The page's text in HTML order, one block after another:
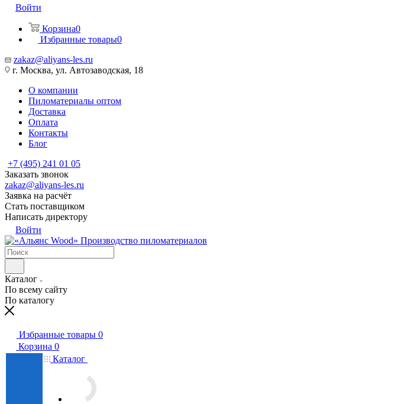
Войти
Корзина0
Избранные товары0
zakaz@aliyans-les.ru
г. Москва, ул. Автозаводская, 18
О компании
Пиломатериалы оптом
Доставка
Оплата
Контакты
Блог
+7 (495) 241 01 05
Заказать звонок
zakaz@aliyans-les.ru
Заявка на расчёт
Стать поставщиком
Написать директору
Войти
Производство пиломатериалов
Каталог
По всему сайту
По каталогу
Избранные товары 0
Корзина 0
Каталог